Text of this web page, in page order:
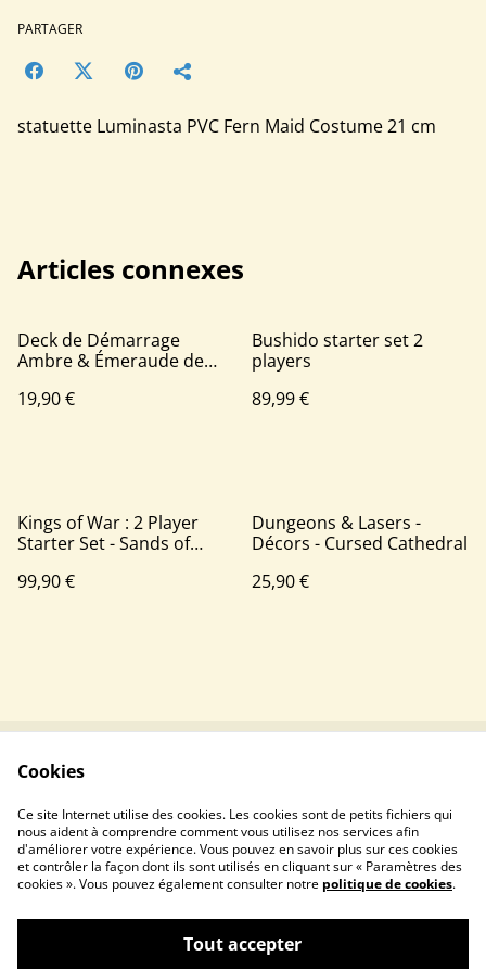
PARTAGER
statuette Luminasta PVC Fern Maid Costume 21 cm
Articles connexes
Deck de Démarrage
Ambre & Émeraude de
19,90 €
Bushido starter set 2
players
89,99 €
Kings of War : 2 Player
Starter Set - Sands of
99,90 €
Dungeons & Lasers -
Décors - Cursed Cathedral
25,90 €
Politique de
confidentialité
Politique de cookies
Cookies
Ce site Internet utilise des cookies. Les cookies sont de petits fichiers qui
nous aident à comprendre comment vous utilisez nos services afin
d'améliorer votre expérience. Vous pouvez en savoir plus sur ces cookies
et contrôler la façon dont ils sont utilisés en cliquant sur « Paramètres des
cookies ». Vous pouvez également consulter notre politique de cookies.
Tout accepter